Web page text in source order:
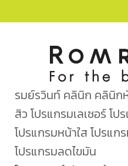
รมย์รวินท์ คลินิก คลินิก
สิว โปรแกรมเลเซอร์ โ
โปรแกรมหน้าใส โปรแ
โปรแกรมลดไขมัน